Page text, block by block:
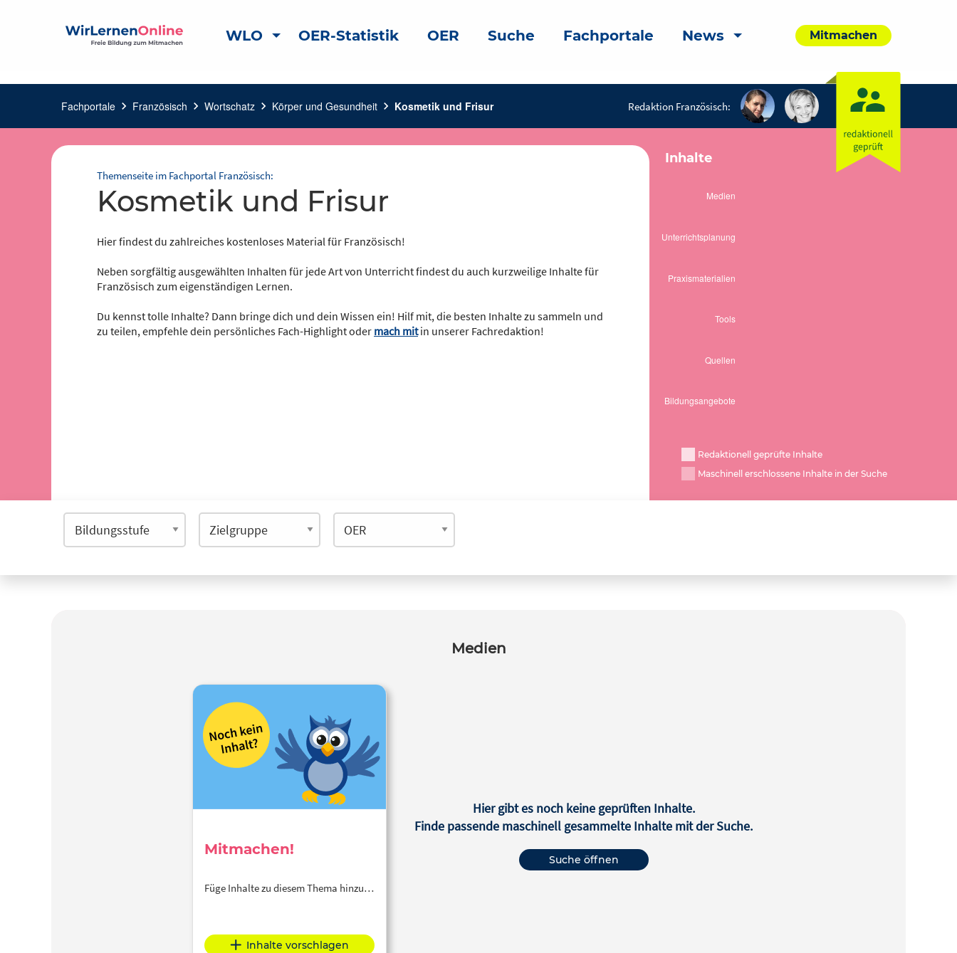
WLO OER-Statistik OER Suche Fachportale News Mitmachen
Fachportale chevron_right Französisch chevron_right Wortschatz chevron_right Körper und Gesundheit chevron_right Kosmetik und Frisur Redaktion Französisch:
Themenseite im Fachportal Französisch:
Kosmetik und Frisur
Hier findest du zahlreiches kostenloses Material für Französisch!
Neben sorgfältig ausgewählten Inhalten für jede Art von Unterricht findest du auch kurzweilige Inhalte für
Französisch zum eigenständigen Lernen.
Du kennst tolle Inhalte? Dann bringe dich und dein Wissen ein! Hilf mit, die besten Inhalte zu sammeln und
zu teilen, empfehle dein persönliches Fach-Highlight oder mach mitin unserer Fachredaktion!
Inhalte
Redaktionell geprüfte Inhalte
Maschinell erschlossene Inhalte in der Suche
Medien
Mitmachen!
Füge Inhalte zu diesem Thema hinzu…
Inhalte vorschlagen
Hier gibt es noch keine geprüften Inhalte.
Finde passende maschinell gesammelte Inhalte mit der Suche.
Suche öffnen